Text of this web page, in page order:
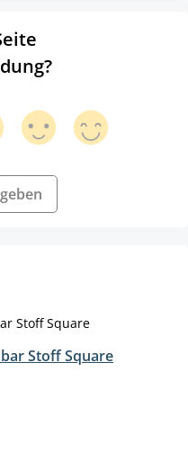
Stoff Square